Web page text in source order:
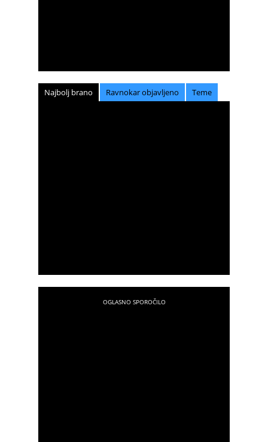
Najbolj brano Ravnokar objavljeno Teme